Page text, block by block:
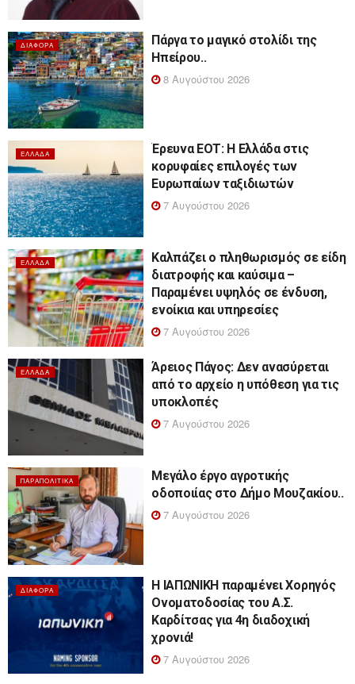
ΔΙΆΦΟΡΑ
Πάργα το μαγικό στολίδι της
Ηπείρου..
8 Αυγούστου 2026
ΕΛΛΆΔΑ
Έρευνα ΕΟΤ: Η Ελλάδα στις
κορυφαίες επιλογές των
Ευρωπαίων ταξιδιωτών
7 Αυγούστου 2026
ΕΛΛΆΔΑ
Καλπάζει ο πληθωρισμός σε είδη
διατροφής και καύσιμα –
Παραμένει υψηλός σε ένδυση,
ενοίκια και υπηρεσίες
7 Αυγούστου 2026
ΕΛΛΆΔΑ
Άρειος Πάγος: Δεν ανασύρεται
από το αρχείο η υπόθεση για τις
υποκλοπές
7 Αυγούστου 2026
ΠΑΡΑΠΟΛΙΤΙΚΆ
Μεγάλο έργο αγροτικής
οδοποιίας στο Δήμο Μουζακίου..
7 Αυγούστου 2026
ΔΙΆΦΟΡΑ
Η ΙΑΠΩΝΙΚΗ παραμένει Χορηγός
Ονοματοδοσίας του Α.Σ.
Καρδίτσας για 4η διαδοχική
χρονιά!
7 Αυγούστου 2026